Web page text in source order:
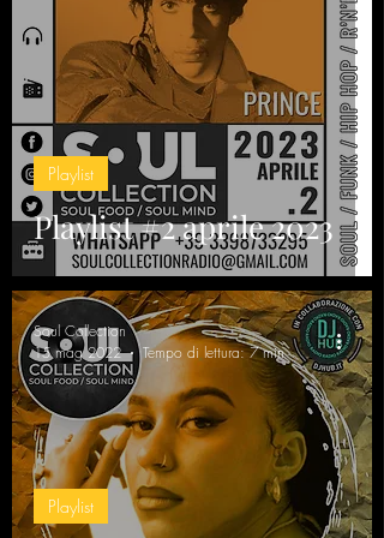
Playlist #2 aprile 2023
Playlist
Playlist
Soul Collection
15 mag 2022
Tempo di lettura: 7 min